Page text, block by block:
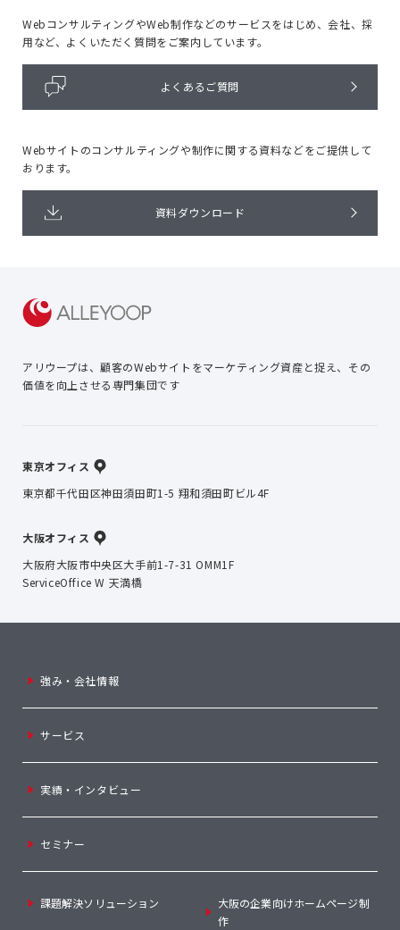
WebコンサルティングやWeb制作などのサービスをはじめ、会社、採
用など、よくいただく質問をご案内しています。
よくあるご質問
Webサイトのコンサルティングや制作に関する資料などをご提供して
おります。
資料ダウンロード
アリウープは、顧客のWebサイトをマーケティング資産と捉え、 その
価値を向上させる専門集団です
東京オフィス
東京都千代田区神田須田町1-5 翔和須田町ビル4F
大阪オフィス
大阪府大阪市中央区大手前1-7-31 OMM1F
ServiceOffice W 天満橋
強み・会社情報
サービス
実績・インタビュー
セミナー
課題解決ソリューション
大阪の企業向けホームページ制
作